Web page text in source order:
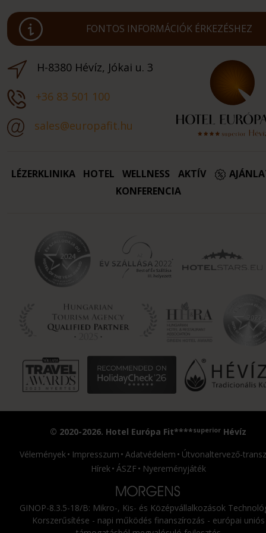
FONTOS INFORMÁCIÓK ÉRKEZÉSHEZ
H-8380 Hévíz, Jókai u. 3
+36 83 501 100
sales@europafit.hu
LÉZERKLINIKA HOTEL WELLNESS AKTÍV
KONFERENCIA
© 2020-2026. Hotel Európa Fit****superior Hévíz
Vélemények
Impresszum Adatvédelem
Útvonaltervező-
Hírek ÁSZF Nyereményjáték
GINOP-8.3.5-18/B: Mikro-, Kis- és Középvállalkozások
Korszerűsítése - napi működés finanszírozás - európai uniós